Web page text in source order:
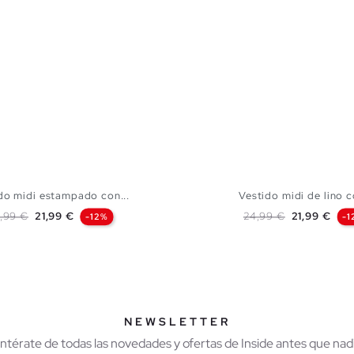
midi estampado con...
base
€ Precio
21,99 € -12%
Vestido midi de lino
Precio base
24,99 € Precio
21,99 € -
NEWSLETTER
de todas las novedades y ofertas de Inside antes que